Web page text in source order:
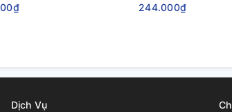
244.000₫
Dịch Vụ